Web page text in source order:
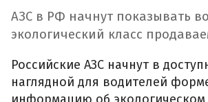
АЗС в РФ начнут показывать
экологический класс
Российские АЗС начнут в
наглядной для водителей